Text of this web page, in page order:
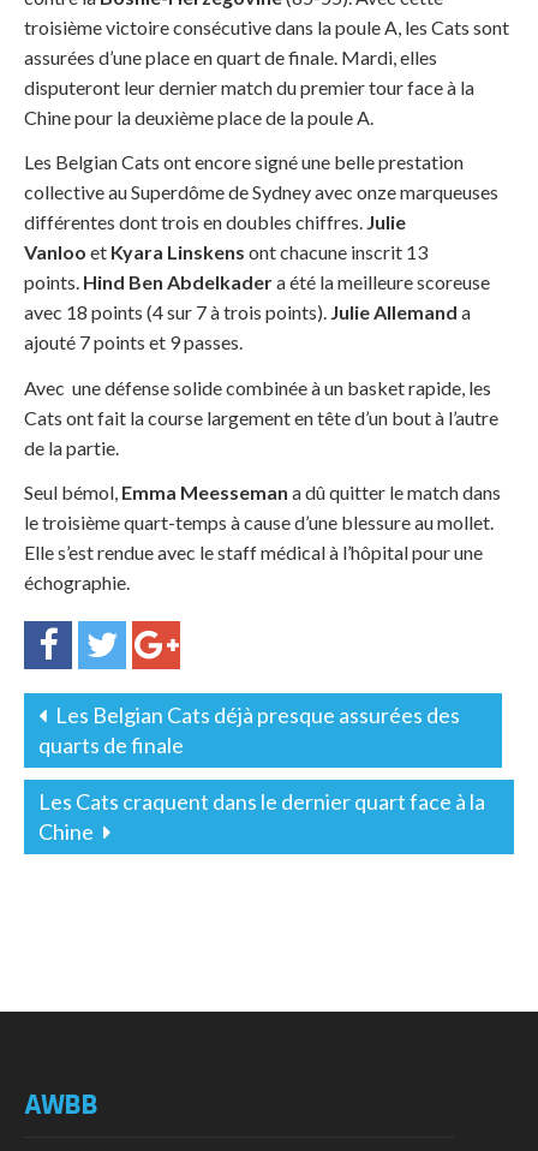
troisième victoire consécutive dans la poule A, les Cats sont
assurées d’une place en quart de finale. Mardi, elles
disputeront leur dernier match du premier tour face à la
Chine pour la deuxième place de la poule A.
Les Belgian Cats ont encore signé une belle prestation
collective au Superdôme de Sydney avec onze marqueuses
différentes dont trois en doubles chiffres. Julie
Vanloo et Kyara Linskens ont chacune inscrit 13
points. Hind Ben Abdelkadera été la meilleure scoreuse
avec 18 points (4 sur 7 à trois points). Julie Allemand a
ajouté 7 points et 9 passes.
Avec une défense solide combinée à un basket rapide, les
Cats ont fait la course largement en tête d’un bout à l’autre
de la partie.
Seul bémol, Emma Meesseman a dû quitter le match dans
le troisième quart-temps à cause d’une blessure au mollet.
Elle s’est rendue avec le staff médical à l’hôpital pour une
échographie.
Les Belgian Cats déjà presque assurées des
quarts de finale
Les Cats craquent dans le dernier quart face à la
Chine
AWBB